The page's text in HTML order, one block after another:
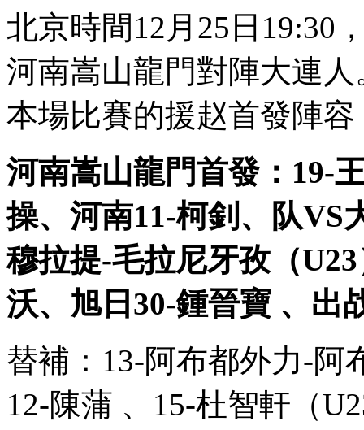
北京時間12月25日19:30
河南嵩山龍門對陣大連人
本場比賽的援赵首發陣容
河南嵩山龍門首發：19-王
操 、河南11-柯釗、
穆拉提-毛拉尼牙孜（U23
沃、旭日30-鍾晉寶 、
替補：13-阿布都外力-阿布
12-陳蒲 、15-杜智軒（